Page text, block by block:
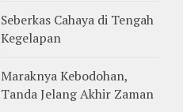
Seberkas Cahaya di Tengah
Kegelapan
Maraknya Kebodohan,
Tanda Jelang Akhir Zaman